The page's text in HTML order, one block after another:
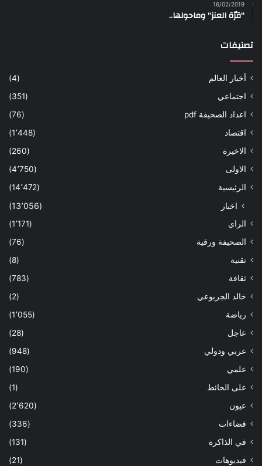
16/02/2019
“قرّة العنز” وماحولها..
تصنيفات
أخبار العالم
(4)
اجتماعي
(351)
اعداد الصحيفة pdf
(76)
اقتصاد
(1٬448)
الاخيرة
(260)
الاولى
(4٬750)
الرئيسية
(14٬472)
اخبار (13٬056)
الراي
(1٬171)
الصحيفة ورقية
(76)
تقنية
(8)
ثقافة
(783)
خالد الجربوعي
(2)
رياضة
(1٬055)
عاجل
(28)
عربي ودولي
(948)
علمي
(190)
على الحائط
(1)
عيون
(2٬620)
فضاءات
(336)
في الذاكرة
(131)
فيديوهات
(21)